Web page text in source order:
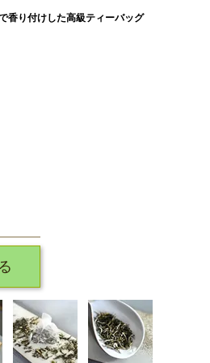
香り付けした高級ティーバッグ